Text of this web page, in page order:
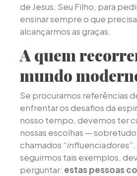
de Jesus, Seu Filho, para
ensinar sempre o que
alcançarmos as graças.
A quem
mundo
Se procuramos referências
enfrentar os desafios da
nosso tempo, devemos ter
nossas escolhas —
chamados “influenciadores”
seguirmos tais exemplos,
perguntar: estas pessoas